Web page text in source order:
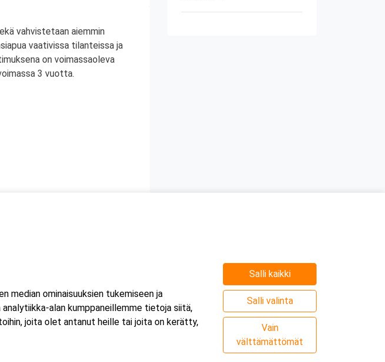
vahvistetaan aiemmin
vaativissa tilanteissa ja
on voimassaoleva
3 vuotta.
Voit osallistua
omasta sovelluskaupasta.
median ominaisuuksien tukemiseen ja
analytiikka-alan kumppaneillemme tietoja siitä,
joita olet antanut heille tai joita on kerätty,
Salli kaikki
Salli valinta
Vain
välttämättömät